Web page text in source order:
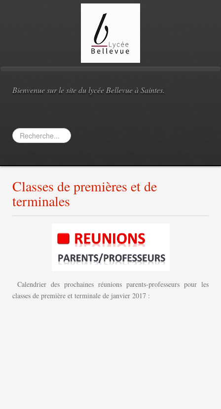
Bienvenue sur le site du lycée Bellevue à Saintes.
Rechercher
Classes de premières et de
terminales
Calendrier des prochaines réunions parents-professeurs pour les
classes de première et terminale de janvier 2017 :